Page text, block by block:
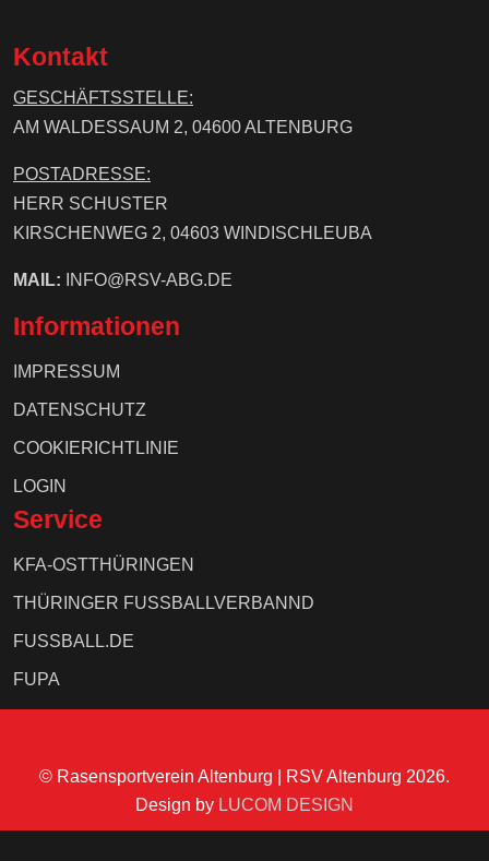
Kontakt
GESCHÄFTSSTELLE:
AM WALDESSAUM 2, 04600 ALTENBURG
POSTADRESSE:
HERR SCHUSTER
KIRSCHENWEG 2, 04603 WINDISCHLEUBA
MAIL: INFO@RSV-ABG.DE
Informationen
IMPRESSUM
DATENSCHUTZ
COOKIERICHTLINIE
LOGIN
Service
KFA-OSTTHÜRINGEN
THÜRINGER FUSSBALLVERBANND
FUSSBALL.DE
FUPA
© Rasensportverein Altenburg | RSV Altenburg 2026.
Design by LUCOM DESIGN